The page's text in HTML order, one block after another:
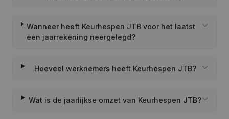
Wanneer heeft Keurhespen JTB voor het laatst
een jaarrekening neergelegd?
Hoeveel werknemers heeft Keurhespen JTB?
Wat is de jaarlijkse omzet van Keurhespen JTB?